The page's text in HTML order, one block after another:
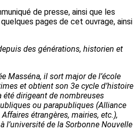
de presse, ainsi que les
pages de cet ouvrage, ainsi
des générations, historien et
Masséna, il sort major de l’école
et obtient son 3e cycle d’histoire
été dirigeant de nombreuses
ou parapubliques (Alliance
étrangères, mairies, etc.),
l’université de la Sorbonne Nouvelle